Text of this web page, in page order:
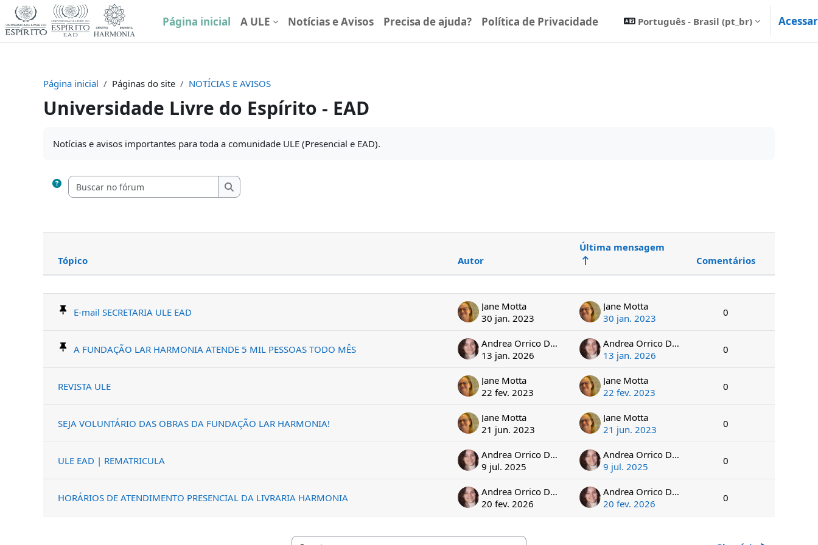
Ir para o conteúdo principal
Página inicial A ULE Notícias e Avisos Precisa de ajuda? Política de Privacidade Português - Brasil ‎(pt_br)‎ Acessar
Página inicial Páginas do site NOTÍCIAS E AVISOS
Universidade Livre do Espírito - EAD
Notícias e avisos importantes para toda a comunidade ULE (Presencial e EAD).
Buscar no fórum
Buscar no fórum
Status
Tópico Autor
Última mensagem
Comentários
Ações
E-mail SECRETARIA ULE EAD
Jane Motta
30 jan. 2023
Jane Motta
30 jan. 2023
0
A FUNDAÇÃO LAR HARMONIA ATENDE 5 MIL PESSOAS TODO MÊS
Andrea Orrico Dalforno
13 jan. 2026
Andrea Orrico Dalforno
13 jan. 2026
0
REVISTA ULE
Jane Motta
22 fev. 2023
Jane Motta
22 fev. 2023
0
SEJA VOLUNTÁRIO DAS OBRAS DA FUNDAÇÃO LAR HARMONIA!
Jane Motta
21 jun. 2023
Jane Motta
21 jun. 2023
0
ULE EAD | REMATRICULA
Andrea Orrico Dalforno
9 jul. 2025
Andrea Orrico Dalforno
9 jul. 2025
0
HORÁRIOS DE ATENDIMENTO PRESENCIAL DA LIVRARIA HARMONIA
Andrea Orrico Dalforno
20 fev. 2026
Andrea Orrico Dalforno
20 fev. 2026
0